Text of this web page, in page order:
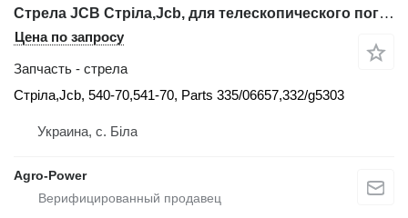
Стрела JCB Стріла,Jcb, для телескопического погрузчика JCB 540-70,541-70
Цена по запросу
Запчасть - стрела
Стріла,Jcb, 540-70,541-70, Parts 335/06657,332/g5303
Украина, с. Біла
Agro-Power